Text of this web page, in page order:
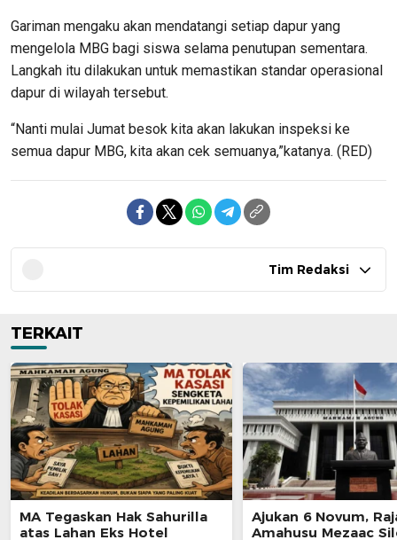
Gariman mengaku akan mendatangi setiap dapur yang
mengelola MBG bagi siswa selama penutupan sementara.
Langkah itu dilakukan untuk memastikan standar operasional
dapur di wilayah tersebut.
“Nanti mulai Jumat besok kita akan lakukan inspeksi ke
semua dapur MBG, kita akan cek semuanya,”katanya. (RED)
Tim Redaksi
TERKAIT
MA Tegaskan Hak Sahurilla
atas Lahan Eks Hotel
Ajukan 6 Novum,
Amahusu Mezaac